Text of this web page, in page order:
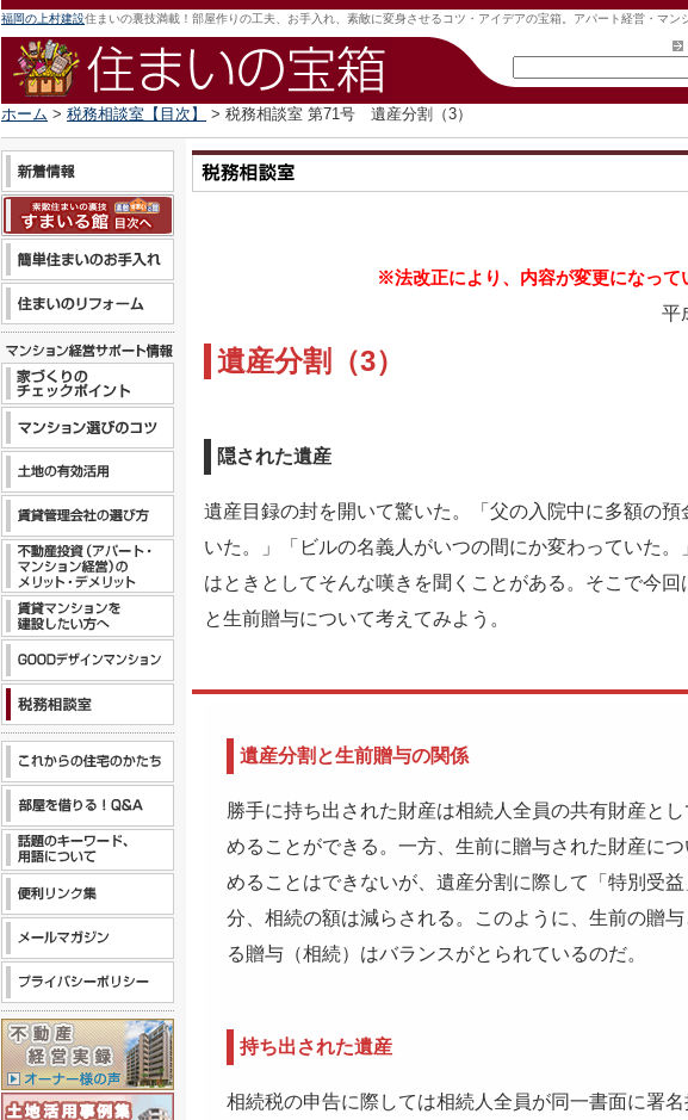
福岡の上村建設住まいの裏技満載！部屋作りの工夫、お手入れ、素敵に変身させるコツ・アイデアの宝箱。アパート経営・マン
ホーム > 税務相談室【目次】 > 税務相談室 第71号 遺産分割（3）
※法改正により、内容が変更になって
平
遺産分割（3）
隠された遺産
遺産目録の封を開いて驚いた。「父の入院中に多額の預
いた。」「ビルの名義人がいつの間にか変わっていた
はときとしてそんな嘆きを聞くことがある。そこで今回
と生前贈与について考えてみよう。
遺産分割と生前贈与の関係
勝手に持ち出された財産は相続人全員の共有財産と
めることができる。一方、生前に贈与された財産に
めることはできないが、遺産分割に際して「特別受
分、相続の額は減らされる。このように、生前の贈
る贈与（相続）はバランスがとられているのだ。
持ち出された遺産
相続税の申告に際しては相続人全員が同一書面に署名